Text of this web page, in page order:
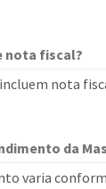
nota fiscal?
nota
da
varia